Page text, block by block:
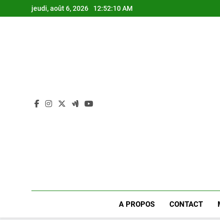
to
jeudi, août 6, 2026 12:52:11 AM
A PROPOS CONTACT